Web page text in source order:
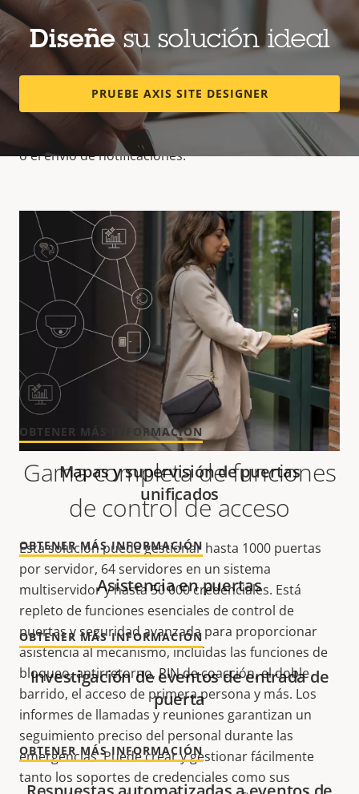
automatización de eventos de entrada de puertas
mediante el uso de motor de reglas XProtect Rules
Engine, el control de acceso de vehículos basado en
Smart Client y la gestión sencilla de la entrada de
puertas y las llamadas desde intercomunicadores.
Además, puede activar acciones como la activación
de luces, la reproducción de un mensaje pregrabado
o el envío de notificaciones.
Gama completa de funciones
de control de acceso
Esta solución puede gestionar hasta 1000 puertas
por servidor, 64 servidores en un sistema
multiservidor y hasta 50 000 credenciales. Está
repleto de funciones esenciales de control de
puertas y seguridad avanzada para proporcionar
asistencia al mecanismo, incluidas las funciones de
bloqueo, antirretorno, PIN de coacción, el doble
barrido, el acceso de primera persona y más. Los
informes de llamadas y reuniones garantizan un
seguimiento preciso del personal durante las
emergencias. Puede crear y gestionar fácilmente
tanto los soportes de credenciales como sus
Diseñesu solución ideal
PRUEBE AXIS SITE DESIGNER
Características: AXIS
Secure Entry para
XProtect
Control de acceso avanzado
OBTENER MÁS INFORMACIÓN
Mapas y supervisión de puertas
unificados
OBTENER MÁS INFORMACIÓN
Asistencia en puertas
OBTENER MÁS INFORMACIÓN
Investigación de eventos de entrada de
puerta
OBTENER MÁS INFORMACIÓN